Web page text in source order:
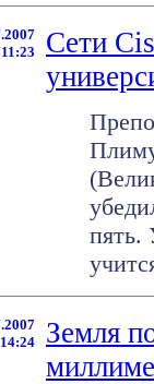
11:23
Сети
пять.
14:24
Земля